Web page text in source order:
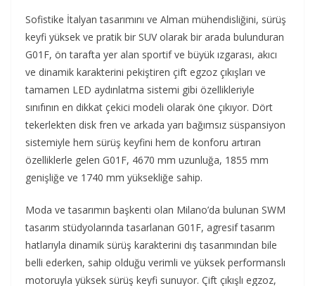
Sofistike İtalyan tasarımını ve Alman mühendisliğini, sürüş
keyfi yüksek ve pratik bir SUV olarak bir arada bulunduran
G01F, ön tarafta yer alan sportif ve büyük ızgarası, akıcı
ve dinamik karakterini pekiştiren çift egzoz çıkışları ve
tamamen LED aydınlatma sistemi gibi özellikleriyle
sınıfının en dikkat çekici modeli olarak öne çıkıyor. Dört
tekerlekten disk fren ve arkada yarı bağımsız süspansiyon
sistemiyle hem sürüş keyfini hem de konforu artıran
özelliklerle gelen G01F, 4670 mm uzunluğa, 1855 mm
genişliğe ve 1740 mm yüksekliğe sahip.
Moda ve tasarımın başkenti olan Milano’da bulunan SWM
tasarım stüdyolarında tasarlanan G01F, agresif tasarım
hatlarıyla dinamik sürüş karakterini dış tasarımından bile
belli ederken, sahip olduğu verimli ve yüksek performanslı
motoruyla yüksek sürüş keyfi sunuyor. Çift çıkışlı egzoz,